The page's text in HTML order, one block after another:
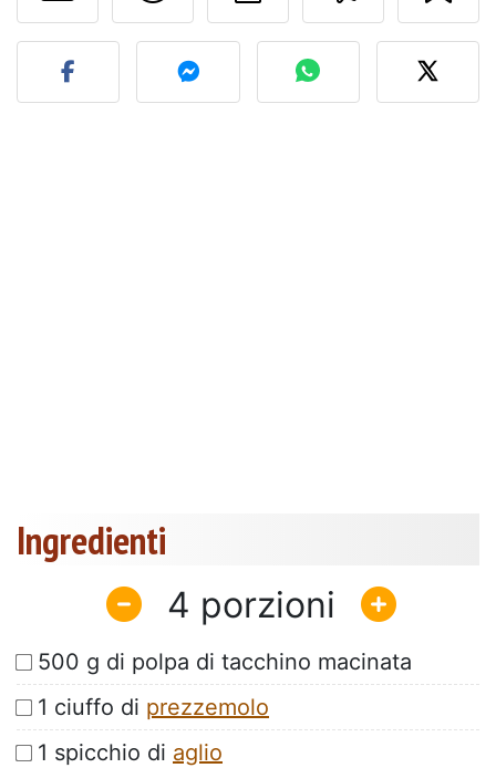
Pubblica la foto di
Ingredienti
4
500 g di polpa di tacchino macinata
1 ciuffo di prezzemolo
1 spicchio di aglio